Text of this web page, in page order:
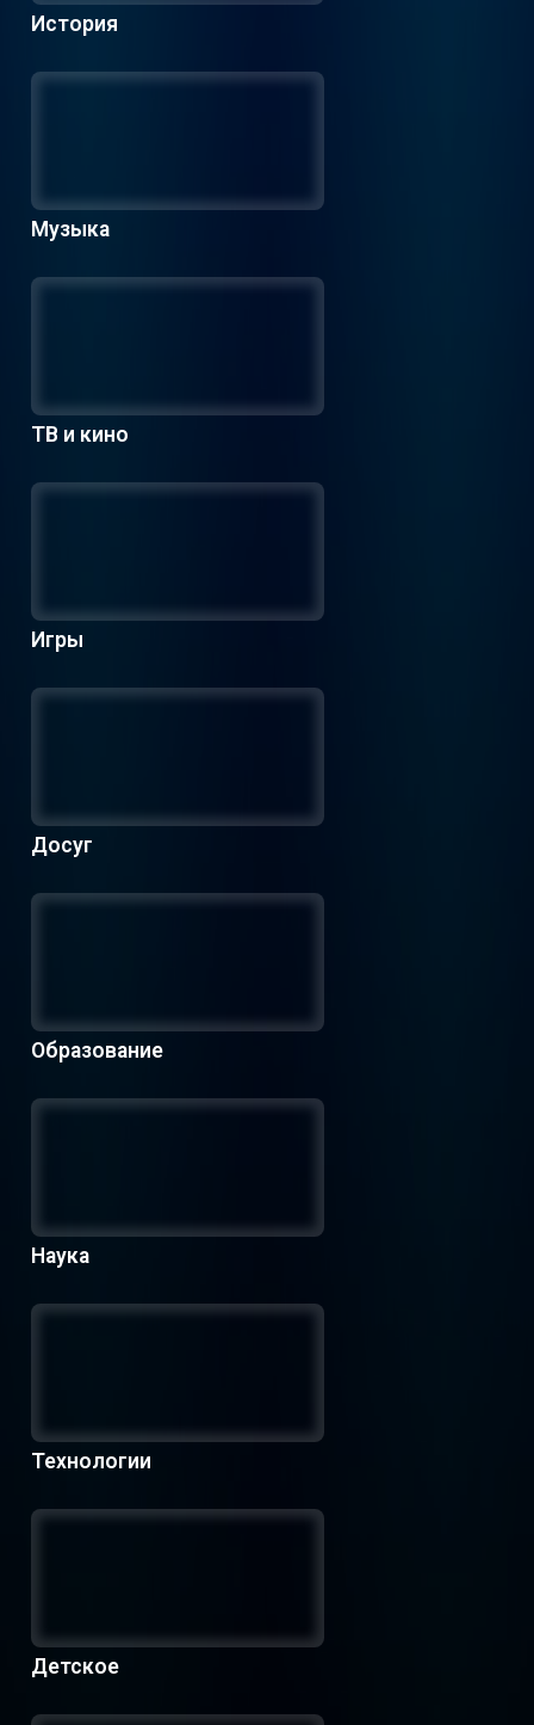
История
Музыка
ТВ и кино
Игры
Досуг
Образование
Наука
Технологии
Детское